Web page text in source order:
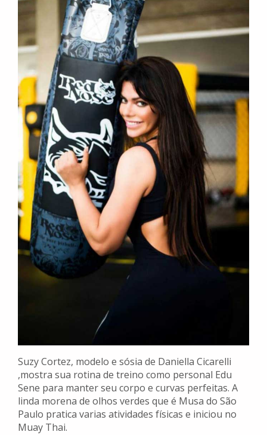
Suzy Cortez, modelo e sósia de Daniella Cicarelli
,mostra sua rotina de treino como personal Edu
Sene para manter seu corpo e curvas perfeitas. A
linda morena de olhos verdes que é Musa do São
Paulo pratica varias atividades físicas e iniciou no
Muay Thai.